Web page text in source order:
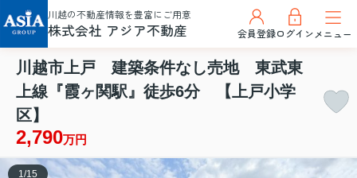
川越の不動産情報を豊富にご用意
株式会社 アジア不動産 会員登録ログインメニュー
川越市上戸 建築条件なし売地 東武東
上線『霞ヶ関駅』徒歩6分 【上戸小学
区】
2,790万円
1 /15